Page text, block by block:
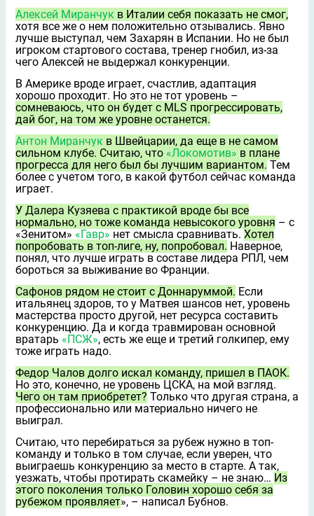
Алексей Миранчук в Италии себя показать не смог,
хотя всe же о нeм положительно отзывались. Явно
лучше выступал, чем Захарян в Испании. Но не был
игроком стартового состава, тренер гнобил, из-за
чего Алексей не выдержал конкуренции.
В Америке вроде играет, счастлив, адаптация
хорошо проходит. Но это не тот уровень –
сомневаюсь, что он будет с MLS прогрессировать,
дай бог, на том же уровне останется.
Антон Миранчук в Швейцарии, да ещe в не самом
сильном клубе. Считаю, что «Локомотив» в плане
прогресса для него был бы лучшим вариантом. Тем
более с учетом того, в какой футбол сейчас команда
играет.
У Далера Кузяева с практикой вроде бы всe
нормально, но тоже команда невысокого уровня – с
«Зенитом» «Гавр» нет смысла сравнивать. Хотел
попробовать в топ-лиге, ну, попробовал. Наверное,
понял, что лучше играть в составе лидера РПЛ, чем
бороться за выживание во Франции.
Сафонов рядом не стоит с Доннаруммой. Если
итальянец здоров, то у Матвея шансов нет, уровень
мастерства просто другой, нет ресурса составить
конкуренцию. Да и когда травмирован основной
вратарь «ПСЖ», есть же ещe и третий голкипер, ему
тоже играть надо.
Фeдор Чалов долго искал команду, пришeл в ПАОК.
Но это, конечно, не уровень ЦСКА, на мой взгляд.
Чего он там приобретeт? Только что другая страна, а
профессионально или материально ничего не
выиграл.
Считаю, что перебираться за рубеж нужно в топ-
команду и только в том случае, если уверен, что
выиграешь конкуренцию за место в старте. А так,
уезжать, чтобы протирать скамейку – не знаю… Из
этого поколения только Головин хорошо себя за
рубежом проявляет», – написал Бубнов.